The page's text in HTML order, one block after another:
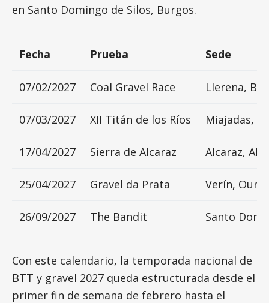
en Santo Domingo de Silos, Burgos.
Fecha Prueba Sede
07/02/2027 Coal Gravel Race Llerena,
07/03/2027 XII Titán de los Ríos Miajadas,
17/04/2027 Sierra de Alcaraz Alcaraz,
25/04/2027 Gravel da Prata Verín,
26/09/2027 The Bandit Santo
Con este calendario, la temporada nacional de
BTT y gravel 2027 queda estructurada desde el
primer fin de semana de febrero hasta el